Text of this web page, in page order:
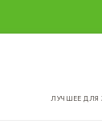
ЛУЧШЕЕ ДЛЯ